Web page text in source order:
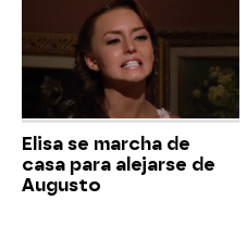
Elisa se marcha de
casa para alejarse de
Augusto